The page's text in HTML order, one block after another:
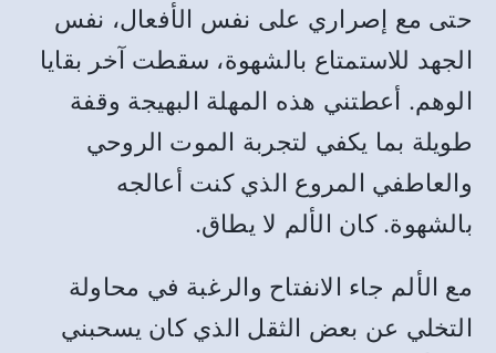
حتى مع إصراري على نفس الأفعال، نفس
الجهد للاستمتاع بالشهوة، سقطت آخر بقايا
الوهم. أعطتني هذه المهلة البهيجة وقفة
طويلة بما يكفي لتجربة الموت الروحي
والعاطفي المروع الذي كنت أعالجه
بالشهوة. كان الألم لا يطاق.
مع الألم جاء الانفتاح والرغبة في محاولة
التخلي عن بعض الثقل الذي كان يسحبني